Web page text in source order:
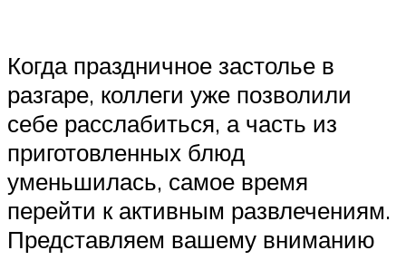
Когда праздничное застолье в
разгаре, коллеги уже позволили
себе расслабиться, а часть из
приготовленных блюд
уменьшилась, самое время
перейти к активным развлечениям.
Представляем вашему вниманию